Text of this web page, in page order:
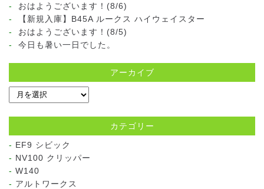
おはようございます！(8/6)
【新規入庫】B45A ルークス ハイウェイスター
おはようございます！(8/5)
今日も暑い一日でした。
アーカイブ
カテゴリー
EF9 シビック
NV100 クリッパー
W140
アルトワークス